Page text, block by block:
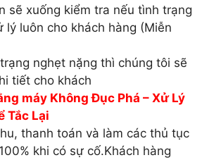
sẽ xuống kiểm tra nếu tình trạng
lý luôn cho khách hàng (Miễn
nghẹt nặng thì chúng tôi sẽ
tiết cho khách
máy Không Đục Phá – Xử Lý
Tắc Lại
thanh toán và làm các thủ tục
khi có sự cố.Khách hàng